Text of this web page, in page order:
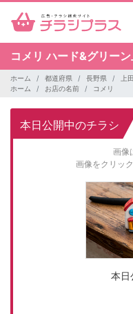
コメリハード&グリー
ホーム 都道府県 長野県
上
ホーム
お店の名前 コメリ
本日公開中のチラシ
画像
画像をクリッ
本日